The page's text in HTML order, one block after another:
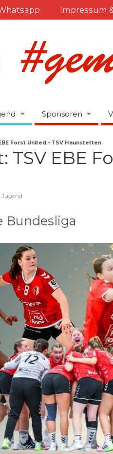
Impressum
Sponsoren
Forst United – TSV Haunstetten
EBE
Bundesliga